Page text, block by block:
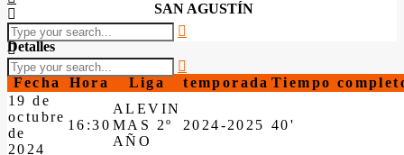
SAN AGUSTÍN
Detalles
Fecha Hora Liga temporada Tiempo
19 de
octubre
de
2024
16:30
ALEVIN
MAS 2º
AÑO
2024-2025 40'